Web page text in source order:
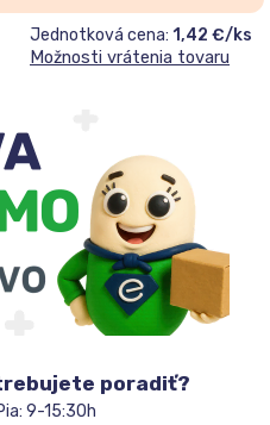
Jednotková cena: 1,42 €/ks
Možnosti vrátenia tovaru
poradiť?
9-15:30h